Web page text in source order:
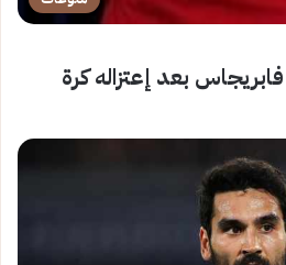
بعد إعتزاله كرة